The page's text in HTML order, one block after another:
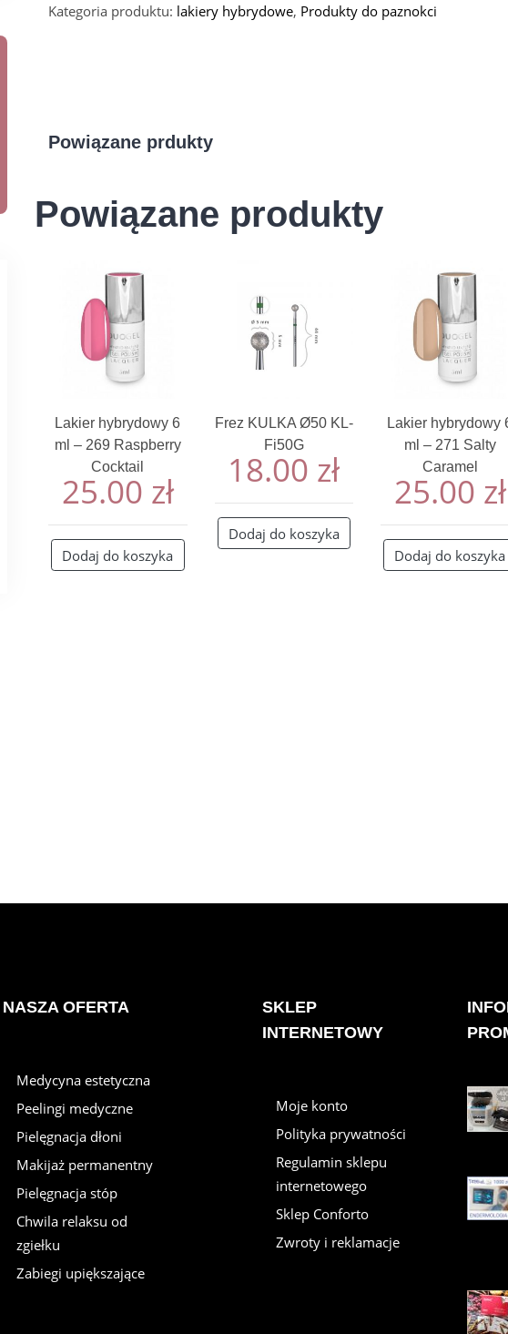
Kategoria produktu: lakiery hybrydowe, Produkty do paznokci
Powiązane prdukty
Powiązane produkty
Lakier hybrydowy 6
ml – 269 Raspberry
Cocktail
25.00 zł
Dodaj do koszyka
Frez KULKA Ø50 KL-
Fi50G
18.00 zł
Dodaj do koszyka
Lakier hybrydowy
ml – 271 Salty
Caramel
25.00 zł
Dodaj do koszyka
NASZA OFERTA
Medycyna estetyczna
Peelingi medyczne
Pielęgnacja dłoni
Makijaż permanentny
Pielęgnacja stóp
Chwila relaksu od
zgiełku
Zabiegi upiększające
SKLEP
INTERNETOWY
Moje konto
Polityka prywatności
Regulamin sklepu
internetowego
Sklep Conforto
Zwroty i reklamacje